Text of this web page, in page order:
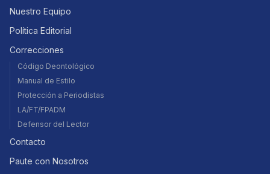
Nuestro Equipo
Política Editorial
Correcciones
Código Deontológico
Manual de Estilo
Protección a Periodistas
LA/FT/FPADM
Defensor del Lector
Contacto
Paute con Nosotros